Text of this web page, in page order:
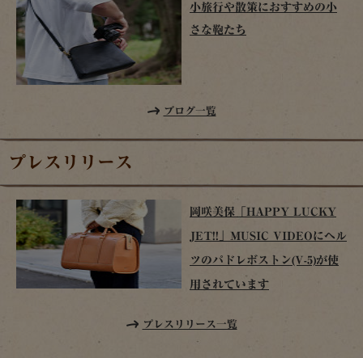
小旅行や散策におすすめの小
さな鞄たち
ブログ一覧
プレスリリース
岡咲美保「HAPPY LUCKY
JET!!」MUSIC VIDEOにヘル
ツのパドレボストン(V-5)が使
用されています
プレスリリース一覧